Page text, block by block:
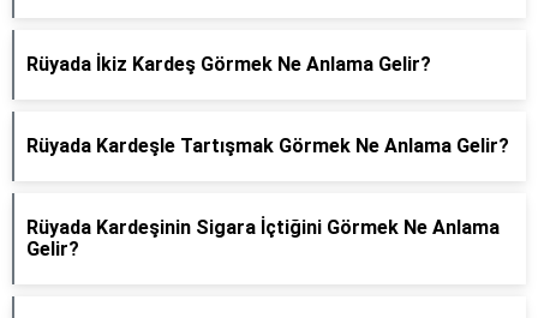
Rüyada İkiz Kardeş Görmek Ne Anlama Gelir?
Rüyada Kardeşle Tartışmak Görmek Ne Anlama Gelir?
Rüyada Kardeşinin Sigara İçtiğini Görmek Ne Anlama
Gelir?